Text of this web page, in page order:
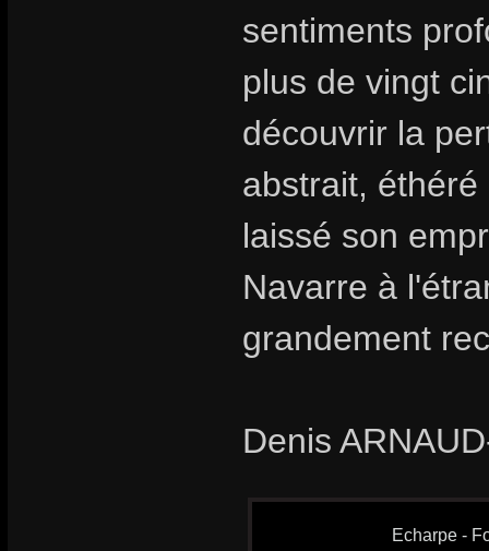
sentiments
plus de vingt
découvrir la
abstrait,
laissé son
Navarre à
grandement
Denis
Echarpe -